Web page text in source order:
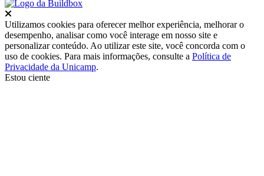
Utilizamos cookies para oferecer melhor experiência, melhorar o
desempenho, analisar como você interage em nosso site e
personalizar conteúdo. Ao utilizar este site, você concorda com o
uso de cookies. Para mais informações, consulte a Política de
Privacidade da Unicamp.
Estou ciente